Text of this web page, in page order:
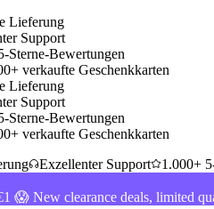
Lieferung
Support
Sterne-Bewertungen
verkaufte Geschenkkarten
Lieferung
Support
Sterne-Bewertungen
verkaufte Geschenkkarten
Exzellenter Support 1.000+
😱 New clearance deals, limited